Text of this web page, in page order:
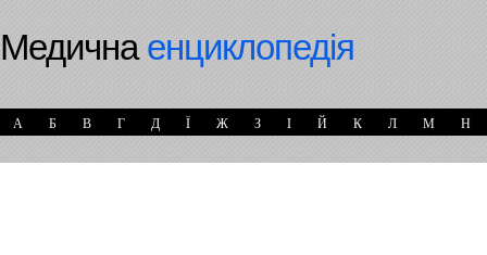
Медичнаенциклопедія
А Б В Г Д Ї Ж З І Й К Л М Н